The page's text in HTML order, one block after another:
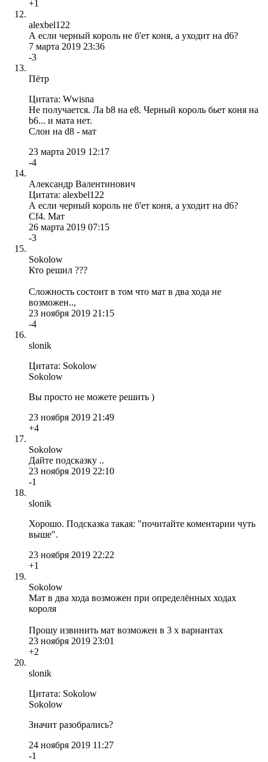
+1
alexbel122
А если черный король не б'ет коня, а уходит на d6?
7 марта 2019 23:36
-3
Пётр
Цитата: Wwisna
Не получается. Ла b8 на е8. Черный король бьет коня на
b6... и мата нет.
Слон на d8 - мат
23 марта 2019 12:17
-4
Александр Валентинович
Цитата: alexbel122
А если черный король не б'ет коня, а уходит на d6?
Сf4. Мат
26 марта 2019 07:15
-3
Sokolow
Кто решил ???
Сложность состоит в том что мат в два хода не
возможен..,
23 ноября 2019 21:15
-4
slonik
Цитата: Sokolow
Sokolow
Вы просто не можете решить )
23 ноября 2019 21:49
+4
Sokolow
Дайте подсказку ..
23 ноября 2019 22:10
-1
slonik
Хорошо. Подсказка такая: "почитайте коментарии чуть
выше".
23 ноября 2019 22:22
+1
Sokolow
Мат в два хода возможен при определённых ходах
короля
Прошу извинить мат возможен в 3 х вариантах
23 ноября 2019 23:01
+2
slonik
Цитата: Sokolow
Sokolow
Значит разобрались?
24 ноября 2019 11:27
-1